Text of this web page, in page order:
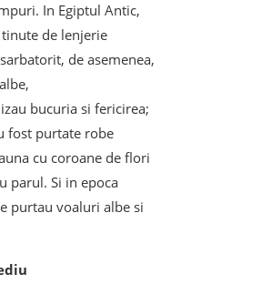
In Egiptul Antic,
de lenjerie
de asemenea,
bucuria si fericirea;
fost purtate robe
cu coroane de flori
parul. Si in epoca
purtau voaluri albe si